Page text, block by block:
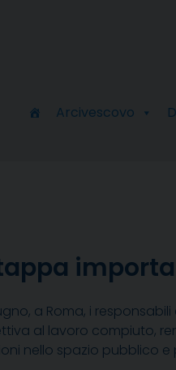
Arcivescovo
a Roma, i
al lavoro compiuto,
nello spazio pubblico e